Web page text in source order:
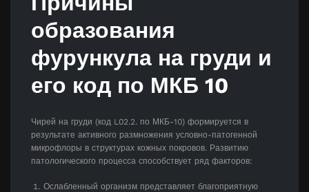
образования
фурункула на груди и
его код по МКБ 10
Чирей на груди (код L02.2. по МКБ-10) формируется в
результате активного размножения условно-патогенной
микрофлоры в структурах кожных покровов. Развитию
патологического процесса способствует ряд факторов:
Ослабленный организм представляет благоприятную